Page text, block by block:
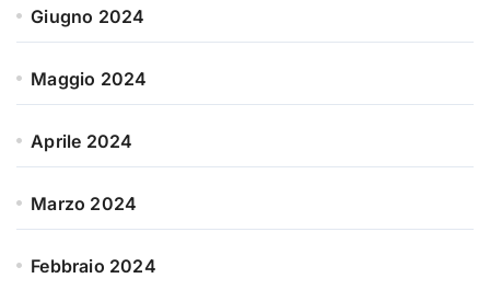
Giugno 2024
Maggio 2024
Aprile 2024
Marzo 2024
Febbraio 2024